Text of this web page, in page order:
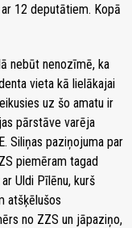
12 deputātiem. Kopā
nebūt nenozīmē, ka
vieta kā lielākajai
uz šo amatu ir
pārstāve varēja
Siliņas paziņojuma par
piemēram tagad
Uldi Pīlēnu, kurš
atšķēlušos
no ZZS un jāpaziņo,